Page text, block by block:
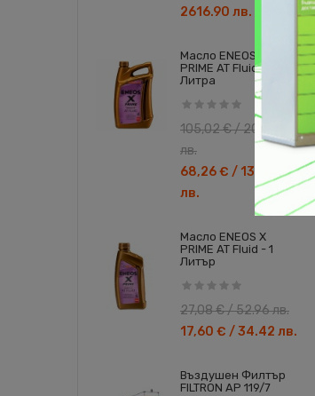
2616.90 лв.
Масло ENEOS X
PRIME AT Fluid - 4
Литрa
68,26 € / 133.50
лв.
105,02 € / 205.40
лв.
Масло ENEOS X
PRIME AT Fluid - 1
Литър
17,60 € / 34.42 лв.
27,08 € / 52.96 лв.
Въздушен Филтър
FILTRON AP 119/7